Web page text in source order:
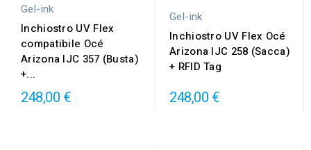
Gel-ink
Inchiostro UV Flex
compatibile Océ
Arizona IJC 357 (Busta)
+...
248,00 €
Gel-ink
Inchiostro UV Flex Océ
Arizona IJC 258 (Sacca)
+ RFID Tag
248,00 €